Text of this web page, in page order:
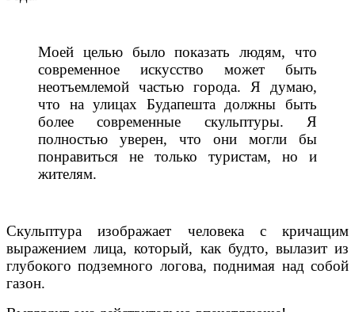
Моей целью было показать людям, что
современное искусство может быть
неотъемлемой частью города. Я думаю,
что на улицах Будапешта должны быть
более современные скульптуры. Я
полностью уверен, что они могли бы
понравиться не только туристам, но и
жителям.
Скульптура изображает человека с кричащим
выражением лица, который, как будто, вылазит из
глубокого подземного логова, поднимая над собой
газон.